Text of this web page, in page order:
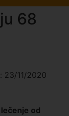
68
23/11/2020
od